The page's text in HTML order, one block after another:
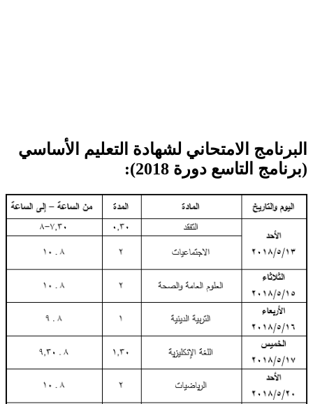
البرنامج الامتحاني لشهادة التعليم الأساسي
(برنامج التاسع دورة 2018):